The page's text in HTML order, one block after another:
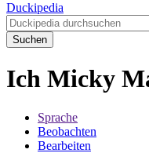
Duckipedia
Suchen
Ich Micky
Sprache
Beobachten
Bearbeiten